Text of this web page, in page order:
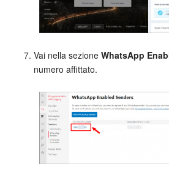
Vai nella sezione WhatsApp
numero affittato.